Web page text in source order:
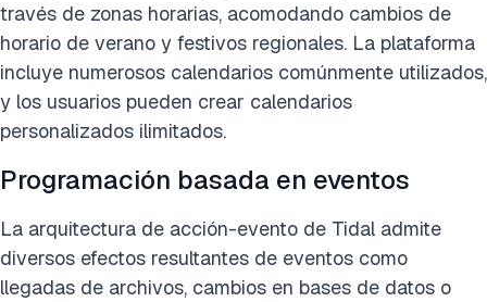
través de zonas horarias, acomodando cambios de
horario de verano y festivos regionales. La plataforma
incluye numerosos calendarios comúnmente utilizados,
y los usuarios pueden crear calendarios
personalizados ilimitados.
Programación basada en eventos
La arquitectura de acción-evento de Tidal admite
diversos efectos resultantes de eventos como
llegadas de archivos, cambios en bases de datos o